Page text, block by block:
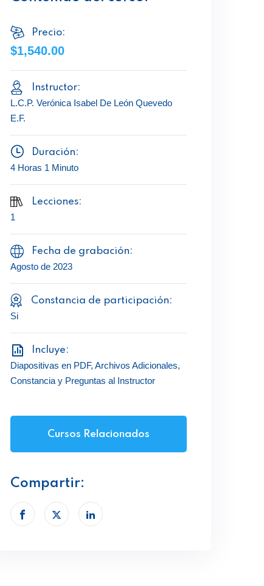
Precio:
$1,540.00
Instructor:
L.C.P. Verónica Isabel De León Quevedo
E.F.
Duración:
4 Horas 1 Minuto
Lecciones:
1
Fecha de grabación:
Agosto de 2023
Constancia de participación:
Si
Incluye:
Diapositivas en PDF, Archivos Adicionales,
Constancia y Preguntas al Instructor
Cursos Relacionados
Compartir: